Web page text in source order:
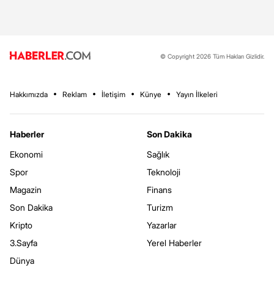
© Copyright 2026 Tüm Hakları Gizlidir.
Hakkımızda Reklam İletişim Künye Yayın İlkeleri
Haberler
Ekonomi
Spor
Magazin
Son Dakika
Kripto
3.Sayfa
Dünya
Son Dakika
Sağlık
Teknoloji
Finans
Turizm
Yazarlar
Yerel Haberler